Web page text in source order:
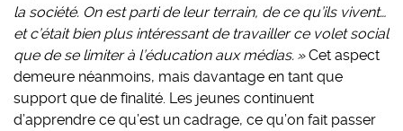
la société. On est parti de leur terrain, de ce qu’ils vivent…
et c’était bien plus intéressant de travailler ce volet social
que de se limiter à l’éducation aux médias. »Cet aspect
demeure néanmoins, mais davantage en tant que
support que de finalité. Les jeunes continuent
d’apprendre ce qu’est un cadrage, ce qu’on fait passer